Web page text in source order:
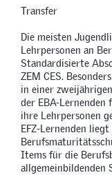
Transfer
Die meisten
Lehrpersonen an
Standardisierte
ZEM CES.
in einer
der EBA-Lernenden
ihre Lehrpersonen
EFZ-Lernenden
Items für die
allgemeinbildenden